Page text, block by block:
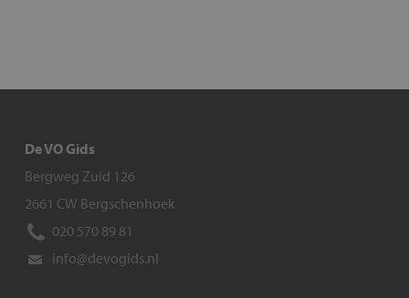
De VO Gids
Bergweg Zuid 126
2661 CW Bergschenhoek
020 570 89 81
info@devogids.nl